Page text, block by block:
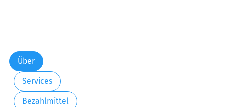
Über
Services
Bezahlmittel